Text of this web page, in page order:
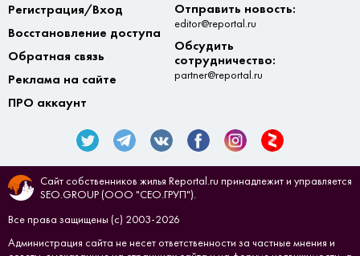
Регистрация/Вход
Восстановление доступа
Обратная связь
Реклама на сайте
ПРО аккаунт
Отправить новость:
editor@reportal.ru
Обсудить
сотрудничество:
partner@reportal.ru
Сайт собственников жилья Reportal.ru принадлежит и управляется
SEO.GROUP (ООО "СЕО.ГРУП").
Все права защищены (с) 2003-2026
Администрация сайта не несет ответственности за частные мнения и